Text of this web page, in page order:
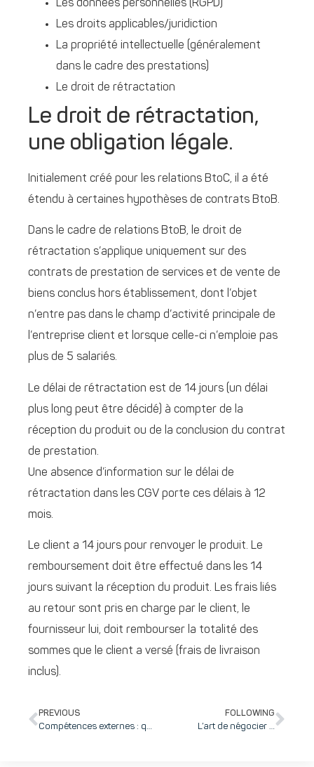
Les données personnelles (RGPD)
Les droits applicables/juridiction
La propriété intellectuelle (généralement
dans le cadre des prestations)
Le droit de rétractation
Le droit de rétractation,
une obligation légale.
Initialement créé pour les relations BtoC, il a été
étendu à certaines hypothèses de contrats BtoB.
Dans le cadre de relations BtoB, le droit de
rétractation s’applique uniquement sur des
contrats de prestation de services et de vente de
biens conclus hors établissement, dont l’objet
n’entre pas dans le champ d’activité principale de
l’entreprise client et lorsque celle-ci n’emploie pas
plus de 5 salariés.
Le délai de rétractation est de 14 jours (un délai
plus long peut être décidé) à compter de la
réception du produit ou de la conclusion du contrat
de prestation.
Une absence d’information sur le délai de
rétractation dans les CGV porte ces délais à 12
mois.
Le client a 14 jours pour renvoyer le produit. Le
remboursement doit être effectué dans les 14
jours suivant la réception du produit. Les frais liés
au retour sont pris en charge par le client, le
fournisseur lui, doit rembourser la totalité des
sommes que le client a versé (frais de livraison
inclus).
PREVIOUS
Compétences externes : quelles alternatives au contrat de travail ?
FOLLOWING
L’art de négocier …